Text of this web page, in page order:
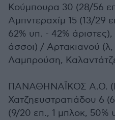
Κούμπουρα 30 (28/56
Αμπντεραχίμ 15 (13/29
62% υπ. - 42% άριστες),
άσσοι) / Αρτακιανού (λ,
Λαμπρούση,
ΠΑΝΑΘΗΝΑΪΚΟΣ Α.Ο.
Χατζηευστρατιάδου 6
(9/20 επ., 1 μπλοκ, 50%